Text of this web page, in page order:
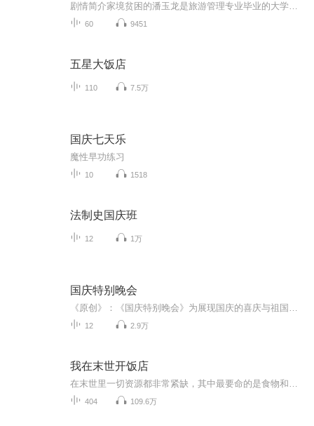
60 9451
五星大饭店
110 7.5万
国庆七天乐
魔性早功练习
10 1518
法制史国庆班
12 1万
国庆特别晚会
12 2.9万
我在末世开饭店
404 109.6万